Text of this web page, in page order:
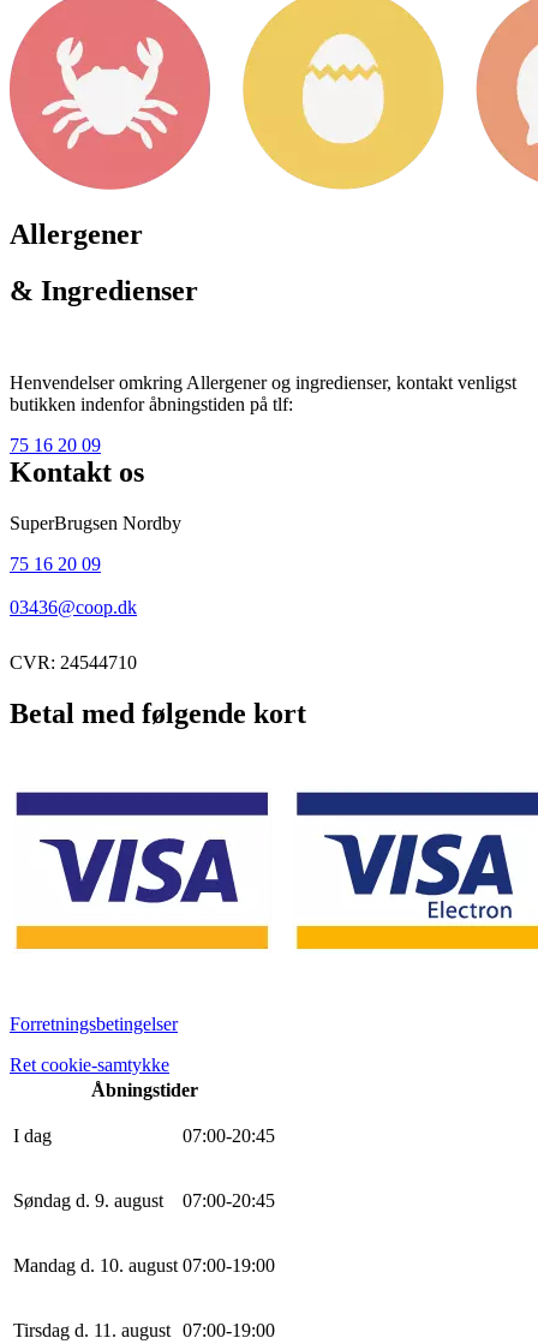
Allergener
& Ingredienser
Henvendelser omkring Allergener og ingredienser, kontakt venligst
butikken indenfor åbningstiden på tlf:
75 16 20 09
Kontakt os
SuperBrugsen Nordby
75 16 20 09
03436@coop.dk
CVR: 24544710
Betal med følgende kort
Forretningsbetingelser
Ret cookie-samtykke
Åbningstider
I dag 07:00-20:45
Søndag d. 9. august 07:00-20:45
Mandag d. 10. august 07:00-19:00
Tirsdag d. 11. august 07:00-19:00